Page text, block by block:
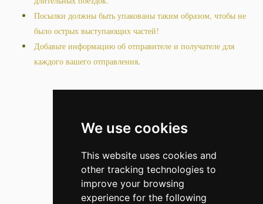
We use cookies
This website uses cookies and
other tracking technologies to
improve your browsing
experience for the following
Посылки должны быть упакованы таким образом, чтобы не
было острых выступающих частей!
Добавьте информацию об отправителе и получателе для
каждого вашего отправления.